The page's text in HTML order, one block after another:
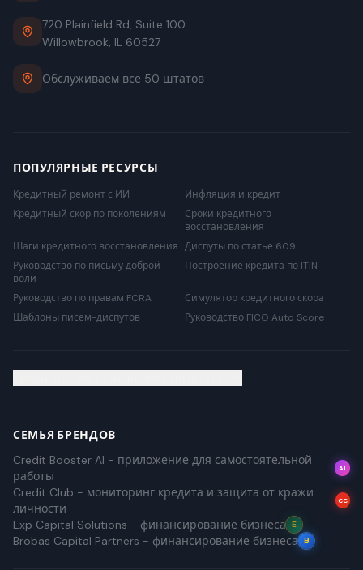
720 Plainfield Rd, Suite 100
Willowbrook, IL 60527
Обслуживаем все 50 штатов
ПОПУЛЯРНЫЕ РЕСУРСЫ
Кредитный ремонт с ИИ
Инфляция и кредит
Кредитный скор по поколениям
Сроки кредитного
восстановления
Шаги кредитного восстановления Диспуты по статье 609
Руководство по письму доброй
воли
Построение кредита по ITIN
Руководство по правам FCRA
Симулятор кредитного скора
Шаблоны писем-диспутов
Руководство FICO Auto Score
СЕМЬЯ БРЕНДОВ
Credit Booster AI - приложение для самостоятельной
работы
AI
Credit Club - мониторинг кредита и защита от кражи
личности
CC
Exp Capital Solutions - финансирование бизнеса E
Brobas Capital Partners - финансирование бизнеса B